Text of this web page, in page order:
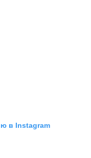
в Instagram